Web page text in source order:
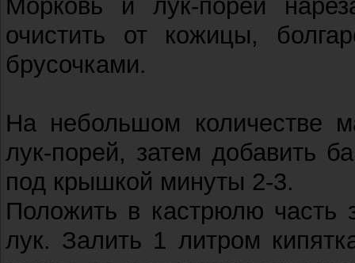
Морковь и лук-порей
очистить от кожицы,
брусочками.
На небольшом количестве
лук-порей, затем добавить
под крышкой минуты 2-3.
Положить в кастрюлю часть
лук. Залить 1 литром